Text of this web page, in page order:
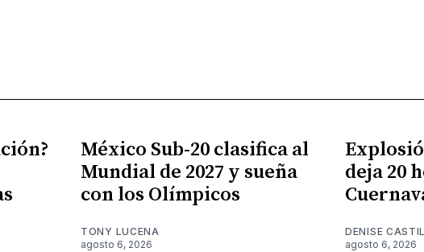
México Sub-20 clasifica al
Mundial de 2027 y sueña
con los Olímpicos
TONY LUCENA
agosto 6, 2026
deja 20
DENISE
agosto 6, 2026